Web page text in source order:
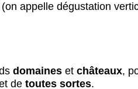
appelle dégustation
domaines et châteaux,
de toutes sortes.